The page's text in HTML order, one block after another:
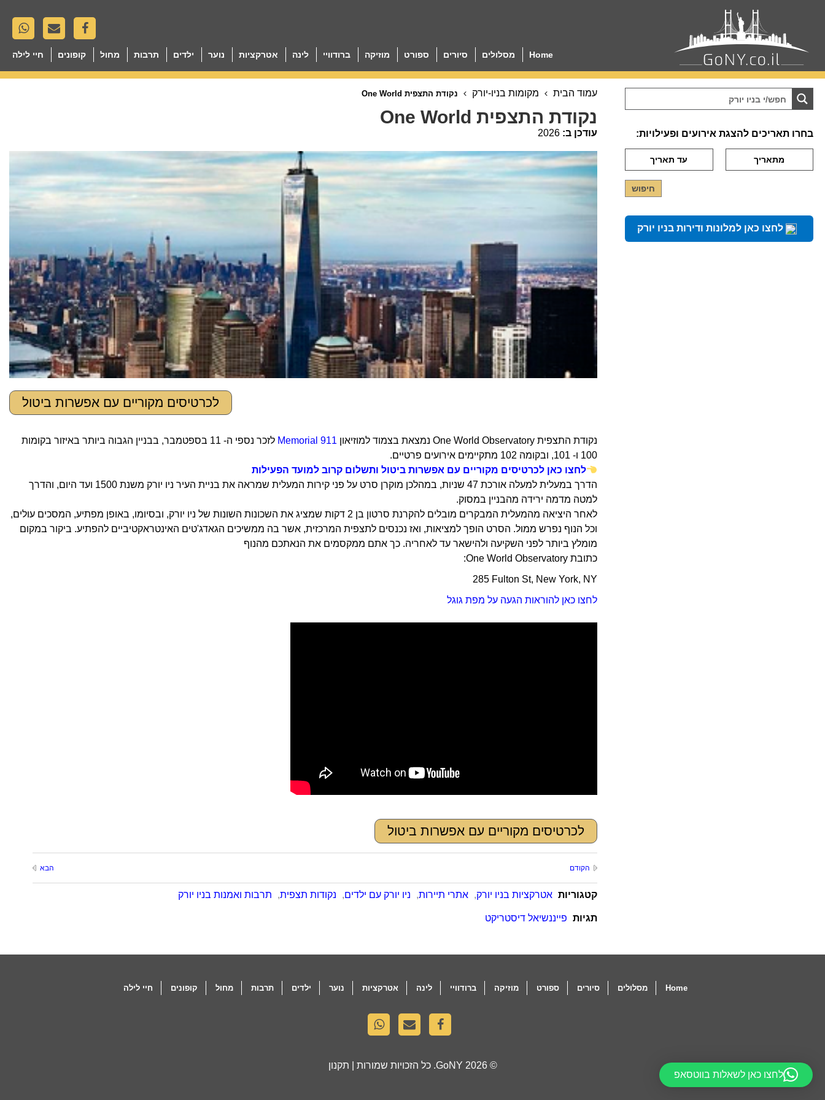
Home מסלולים סיורים ספורט מוזיקה ברודוויי לינה אטרקציות נוער ילדים תרבות מחול קופונים חיי לילה
עמוד הבית מקומות בניו-יורק נקודת התצפית One World
נקודת התצפית One World
עודכן ב: 2026
לכרטיסים מקוריים עם אפשרות ביטול
נקודת התצפית One World Observatory נמצאת בצמוד למוזיאון
לזכר נספי ה- 11 בספטמבר, בבניין הגבוה ביותר באיזור בקומות
100 ו- 101, ובקומה 102 מתקיימים אירועים פרטיים.
לחצו כאן לכרטיסים מקוריים עם אפשרות ביטול ותשלום קרוב למועד הפעילות
הדרך במעלית למעלה אורכת 47 שניות, במהלכן מוקרן סרט על פני קירות המעלית שמראה את בניית העיר ניו יורק משנת 1500 ועד היום, והדרך
למטה מדמה ירידה מהבניין במסוק.
לאחר היציאה מהמעלית המבקרים מובלים להקרנת סרטון בן 2 דקות שמציג את השכונות השונות של ניו יורק, ובסיומו, באופן מפתיע, המסכים עולים,
וכל הנוף נפרש ממול. הסרט הופך למציאות, ואז נכנסים לתצפית המרכזית, אשר בה ממשיכים הגאדג'טים האינטראקטיביים להפתיע. ביקור במקום
מומלץ ביותר לפני השקיעה ולהישאר עד לאחריה. כך אתם ממקסמים את הנאתכם מהנוף
כתובת One World Observatory:
285 Fulton St, New York, NY
לחצו כאן להוראות הגעה על מפת גוגל
לכרטיסים מקוריים עם אפשרות ביטול
הקודם הבא
קטגוריות אטרקציות בניו יורק, אתרי תיירות, ניו יורק עם ילדים, נקודות תצפית, תרבות ואמנות בניו יורק
תגיות פייננשיאל דיסטריקט
בחרו תאריכים להצגת אירועים ופעילויות:
לחצו כאן למלונות ודירות בניו יורק
Home מסלולים סיורים ספורט מוזיקה ברודוויי לינה אטרקציות נוער ילדים תרבות מחול קופונים חיי לילה
© 2026
GoNY. כל הזכויות שמורות | תקנון
לחצו כאן לשאלות בווטסאפ